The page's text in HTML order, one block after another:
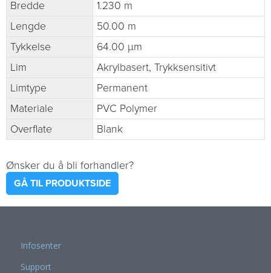
Bredde
1.230 m
Lengde
50.00 m
Tykkelse
64.00 µm
Lim
Akrylbasert, Trykksensitivt
Limtype
Permanent
Materiale
PVC Polymer
Overflate
Blank
Ønsker du å bli forhandler?
GÅ TIL PRODUKTSIDE
Infosenter
Support